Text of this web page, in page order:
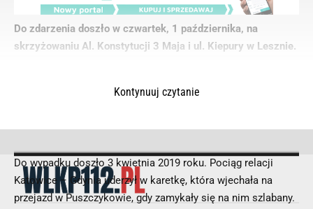
Do wypadku doszło 3 kwietnia 2019 roku. Pociąg relacji
Katowice – Gdynia uderzył w karetkę, która wjechała na
przejazd w Puszczykowie, gdy zamykały się na nim szlabany.
Do zdarzenia doszło w czwartek, 1 października, na
skrzyżowaniu Al. Konstytucji 3 Maja i ul. Kiepury w Lesznie.
Kontynuuj czytanie